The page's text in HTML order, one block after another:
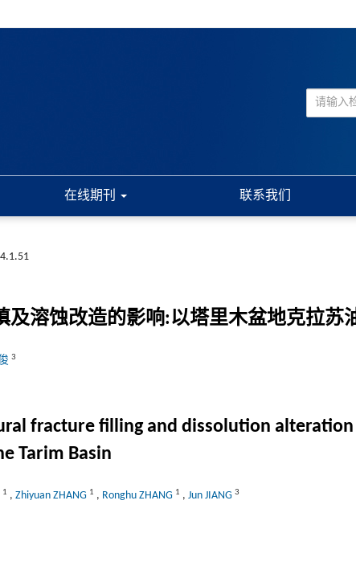
在线期刊 联系我们
溶蚀改造的影响:以塔里木盆地克拉苏
3
fracture filling and dissolution
Tarim Basin
1 , Zhiyuan ZHANG 1 , Ronghu ZHANG 1 , Jun JIANG 3